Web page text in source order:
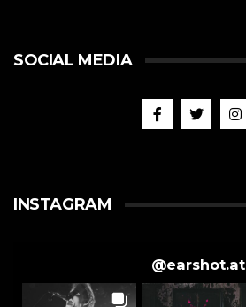
SOCIAL MEDIA
INSTAGRAM
@earshot.at